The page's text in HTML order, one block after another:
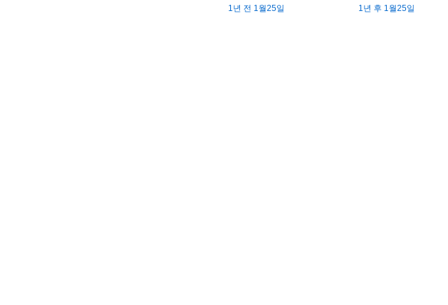
1년 전 1월25일
1년 후 1월25일